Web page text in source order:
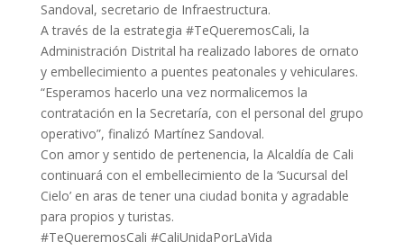
Sandoval, secretario de Infraestructura.
A través de la estrategia #TeQueremosCali, la
Administración Distrital ha realizado labores de ornato
y embellecimiento a puentes peatonales y vehiculares.
“Esperamos hacerlo una vez normalicemos la
contratación en la Secretaría, con el personal del grupo
operativo”, finalizó Martínez Sandoval.
Con amor y sentido de pertenencia, la Alcaldía de Cali
continuará con el embellecimiento de la ‘Sucursal del
Cielo’ en aras de tener una ciudad bonita y agradable
para propios y turistas.
#TeQueremosCali #CaliUnidaPorLaVida